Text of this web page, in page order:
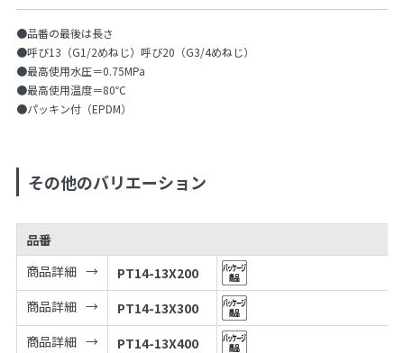
●品番の最後は長さ
●呼び13（G1/2めねじ）呼び20（G3/4めねじ）
●最高使用水圧＝0.75MPa
●最高使用温度＝80℃
●パッキン付（EPDM）
その他のバリエーション
品番
商品詳細
PT14-13X200
商品詳細
PT14-13X300
商品詳細
PT14-13X400